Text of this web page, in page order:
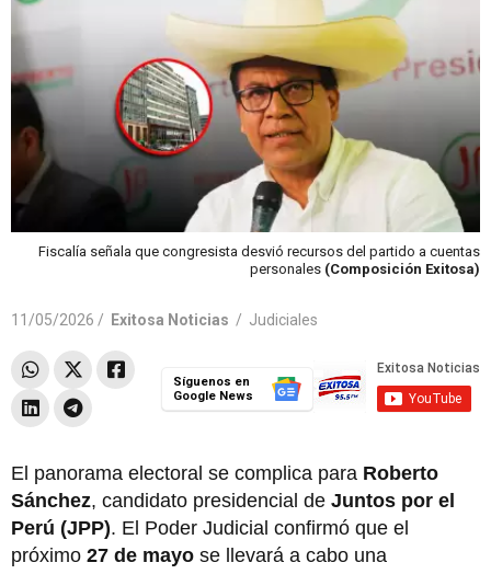
Fiscalía señala que congresista desvió recursos del partido a cuentas
personales (Composición Exitosa)
11/05/2026 / Exitosa Noticias / Judiciales
Síguenos en
Google News
El panorama electoral se complica para Roberto
Sánchez, candidato presidencial de Juntos por el
Perú (JPP). El Poder Judicial confirmó que el
próximo 27 de mayo se llevará a cabo una